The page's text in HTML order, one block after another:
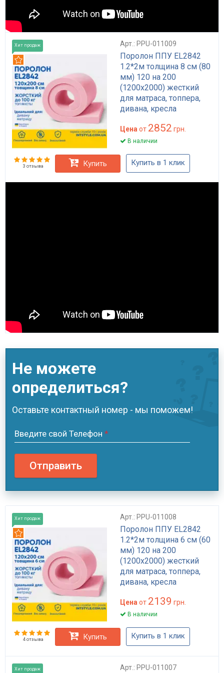
Хит продаж Арт.: PPU-011009
Поролон ППУ EL2842
1.2*2м толщина 8 см (80
мм) 120 на 200
(1200х2000) жесткий
для матраса, топпера,
дивана, кресла
Цена от 2852 грн.
В наличии
3 отзыва Купить Купить в 1 клик
Не можете
определиться?
Оставьте контактный номер - мы поможем!
Введите свой Телефон *
Отправить
Хит продаж Арт.: PPU-011008
Поролон ППУ EL2842
1.2*2м толщина 6 см (60
мм) 120 на 200
(1200х2000) жесткий
для матраса, топпера,
дивана, кресла
Цена от 2139 грн.
В наличии
4 отзыва Купить Купить в 1 клик
Хит продаж Арт.: PPU-011007